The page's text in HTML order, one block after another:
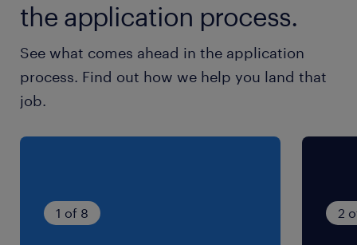
むことができ、ご自身のスキルアップにも繋がり
FA機器の知識・製図/CAD・マテハン装置の経験
（コンベア、無人搬送車(AGV)、垂直搬送機、ソ
ーター(仕分け機)、製函機等）・装置能力改善や
チョコ停改善・安全活動への取り組み（センター
【主な役割】１）物流設備のメンテナンス・DC
内設備を定期的に巡回し、物流・搬送システムに
the application process.
See what comes ahead in the application
process. Find out how we help you land that
job.
1 of 8 2